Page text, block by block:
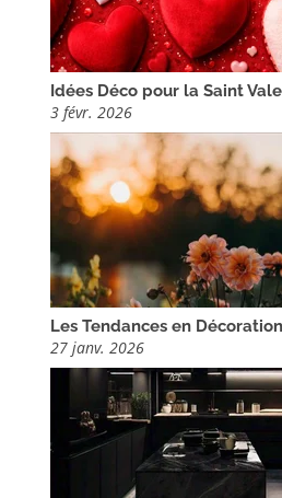
Idées Déco pour la Saint
3 févr. 2026
Les Tendances en
27 janv. 2026